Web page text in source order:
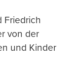
Friedrich
von der
und Kinder